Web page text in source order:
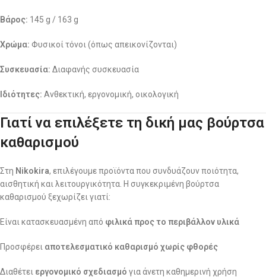
Βάρος: 145 g / 163 g
Χρώμα: Φυσικοί τόνοι (όπως απεικονίζονται)
Συσκευασία: Διαφανής συσκευασία
Ιδιότητες: Ανθεκτική, εργονομική, οικολογική
Γιατί να επιλέξετε τη δική μας βούρτσα
καθαρισμού
Στη Nikokira, επιλέγουμε προϊόντα που συνδυάζουν ποιότητα,
αισθητική και λειτουργικότητα. Η συγκεκριμένη βούρτσα
καθαρισμού ξεχωρίζει γιατί:
Είναι κατασκευασμένη από φιλικά προς το περιβάλλον υλικά
Προσφέρει αποτελεσματικό καθαρισμό χωρίς φθορές
Διαθέτει εργονομικό σχεδιασμό για άνετη καθημερινή χρήση